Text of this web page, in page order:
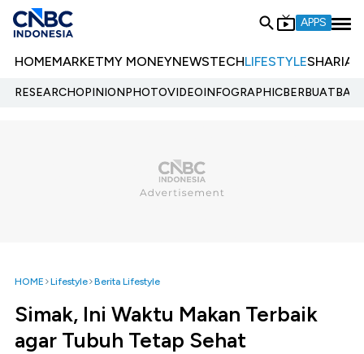
APPS
HOMEMARKETMY MONEYNEWSTECHLIFESTYLESHARIA
RESEARCHOPINIONPHOTOVIDEOINFOGRAPHIC
HOME Lifestyle Berita Lifestyle
Simak, Ini Waktu Makan Terbaik
agar Tubuh Tetap Sehat